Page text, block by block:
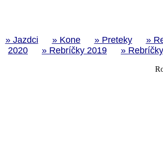
» Jazdci » Kone » Preteky »
2020
» Rebríčky 2019 »